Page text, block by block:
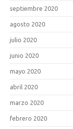
septiembre 2020
agosto 2020
julio 2020
junio 2020
mayo 2020
abril 2020
marzo 2020
febrero 2020